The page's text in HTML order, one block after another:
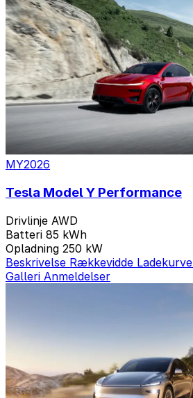
13 Varianter
MY2026
Tesla Model Y Performance
Drivlinje AWD
Batteri 85 kWh
Opladning 250 kW
Beskrivelse Rækkevidde Ladekurve
Galleri Anmeldelser